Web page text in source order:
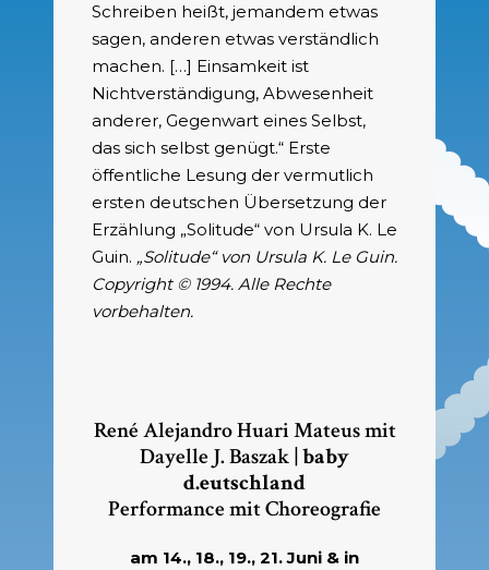
Schreiben heißt, jemandem etwas
sagen, anderen etwas verständlich
machen. […] Einsamkeit ist
Nichtverständigung, Abwesenheit
anderer, Gegenwart eines Selbst,
das sich selbst genügt.“ Erste
öffentliche Lesung der vermutlich
ersten deutschen Übersetzung der
Erzählung „Solitude“ von Ursula K. Le
Guin. „Solitude“ von Ursula K. Le Guin.
Copyright © 1994. Alle Rechte
vorbehalten.
René Alejandro Huari Mateus mit
Dayelle J. Baszak | baby
d.eutschland
Performance mit Choreografie
am 14., 18., 19., 21. Juni & in